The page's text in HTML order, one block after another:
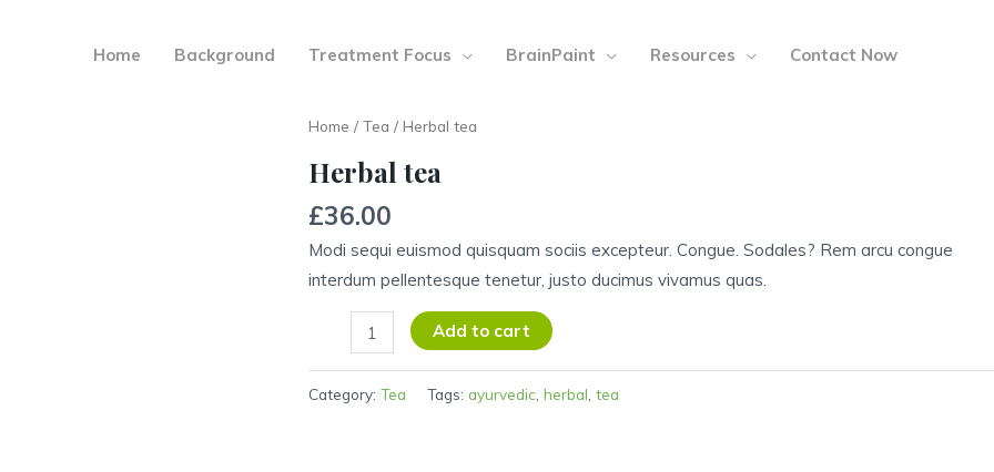
Home Background Treatment Focus BrainPaint Resources Contact Now
Home / Tea / Herbal tea
Herbal tea
£36.00
Modi sequi euismod quisquam sociis excepteur. Congue. Sodales? Rem arcu congue
interdum pellentesque tenetur, justo ducimus vivamus quas.
quantity
Add to cart
Category: Tea Tags: ayurvedic, herbal tea